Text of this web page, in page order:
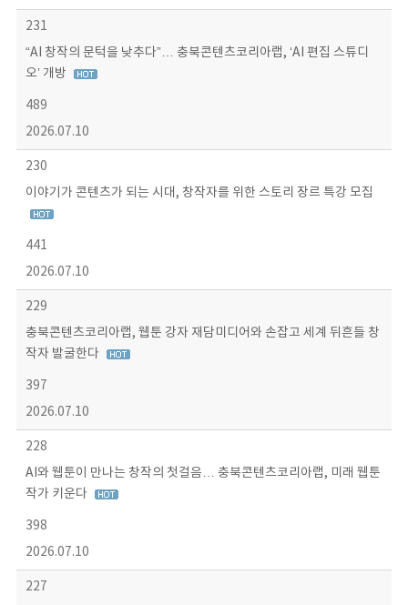
231
“AI 창작의 문턱을 낮추다”… 충북콘텐츠코리아랩, ‘AI 편집 스튜디
오’ 개방
489
2026.07.10
230
이야기가 콘텐츠가 되는 시대, 창작자를 위한 스토리 장르 특강 모집
441
2026.07.10
229
충북콘텐츠코리아랩, 웹툰 강자 재담미디어와 손잡고 세계 뒤흔들 창
작자 발굴한다
397
2026.07.10
228
AI와 웹툰이 만나는 창작의 첫걸음… 충북콘텐츠코리아랩, 미래 웹툰
작가 키운다
398
2026.07.10
227